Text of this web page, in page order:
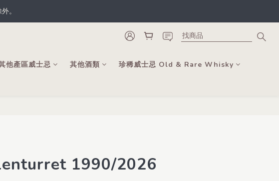
令人醺醉的酒類。
。
他產區威士忌 其他酒類
珍稀威士忌 Old & Rare Whisky
1990/2026